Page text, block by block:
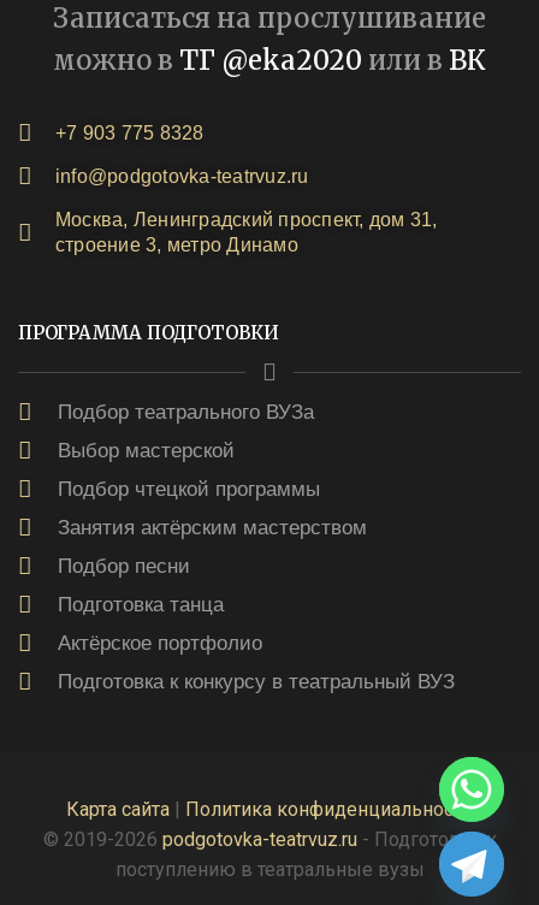
Записаться на прослушивание
можно в ТГ @eka2020 или в ВК
+7 903 775 8328
info@podgotovka-teatrvuz.ru
Москва, Ленинградский проспект, дом 31,
строение 3, метро Динамо
ПРОГРАММА ПОДГОТОВКИ
Подбор театрального ВУЗа
Выбор мастерской
Подбор чтецкой программы
Занятия актёрским мастерством
Подбор песни
Подготовка танца
Актёрское портфолио
Подготовка к конкурсу в театральный ВУЗ
Карта сайта | Политика конфиденциальности
© 2019-2026 podgotovka-teatrvuz.ru- Подготовка к
поступлению в театральные вузы